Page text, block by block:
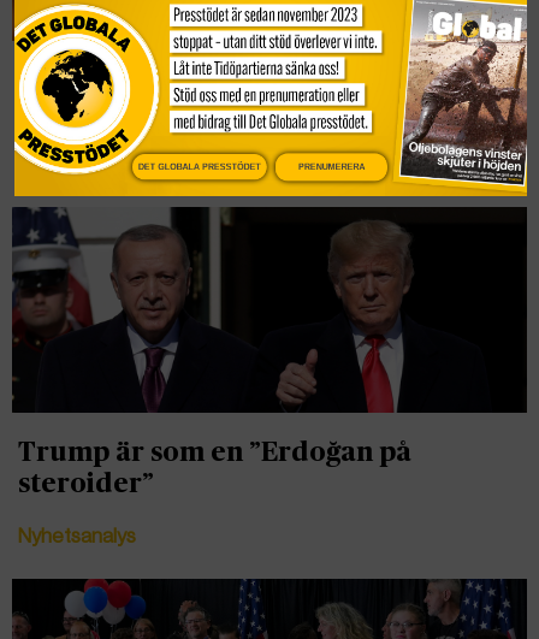
Trump överväger att flytta en miljon
palestinier till Libyen
Nyheter
Trump är som en ”Erdoğan på
steroider”
Nyhetsanalys
DET GLOBALA PRESSTÖDET PRENUMERERA